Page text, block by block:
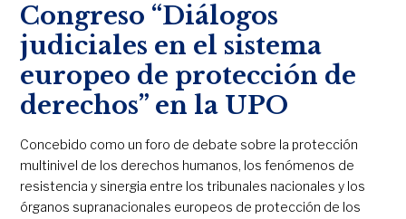
Congreso “Diálogos
judiciales en el sistema
europeo de protección de
derechos” en la UPO
Concebido como un foro de debate sobre la protección
multinivel de los derechos humanos, los fenómenos de
resistencia y sinergia entre los tribunales nacionales y los
órganos supranacionales europeos de protección de los